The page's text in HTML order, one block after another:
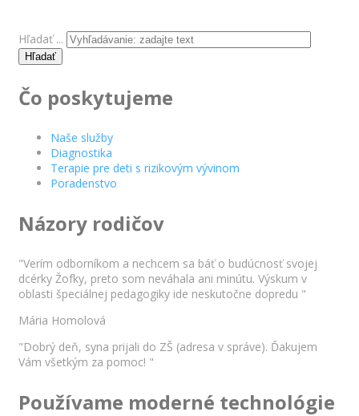
Hľadať ...
Hľadať
Čo poskytujeme
Naše služby
Diagnostika
Terapie pre deti s rizikovým vývinom
Poradenstvo
Názory rodičov
"Verím odborníkom a nechcem sa báť o budúcnosť svojej
dcérky Žofky, preto som neváhala ani minútu. Výskum v
oblasti špeciálnej pedagogiky ide neskutočne dopredu "
Mária Homolová
"Dobrý deň, syna prijali do ZŠ (adresa v správe). Ďakujem
Vám všetkým za pomoc! "
Používame moderné technológie